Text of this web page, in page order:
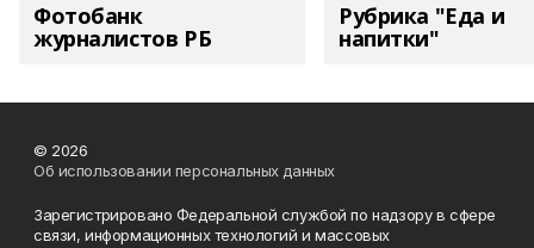
Фотобанк
журналистов РБ
Рубрика "Еда и
напитки"
© 2026
Об использовании персональных данных
Зарегистрировано Федеральной службой по надзору в сфере
связи, информационных технологий и массовых